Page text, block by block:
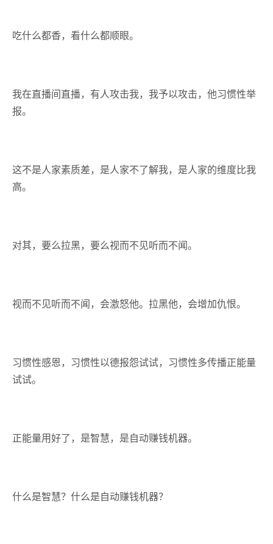
吃什么都香，看什么都顺眼。
我在直播间直播，有人攻击我，我予以攻击，他习惯性举
报。
这不是人家素质差，是人家不了解我，是人家的维度比我
高。
对其，要么拉黑，要么视而不见听而不闻。
视而不见听而不闻，会激怒他。拉黑他，会增加仇恨。
习惯性感恩，习惯性以德报怨试试，习惯性多传播正能量
试试。
正能量用好了，是智慧，是自动赚钱机器。
什么是智慧？什么是自动赚钱机器？